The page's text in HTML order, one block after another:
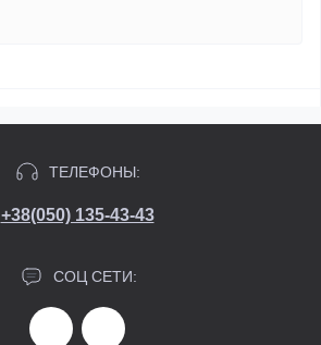
ТЕЛЕФОНЫ:
+38(050) 135-43-43
СОЦ СЕТИ: